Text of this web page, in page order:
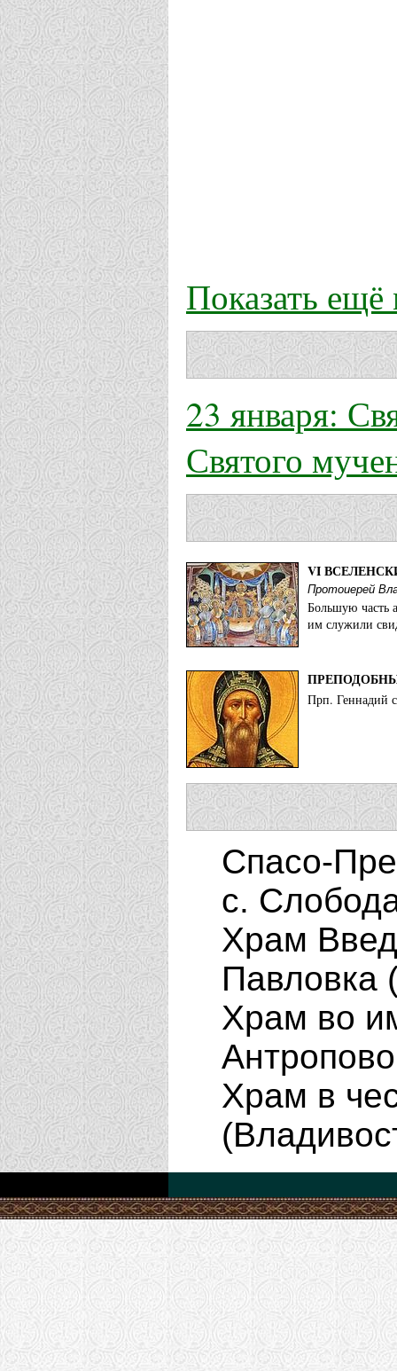
Показать
23 января:
Святого
VI
Протоиерей
Большую часть
им служили
Прп. Геннадий
Спасо-
с.
Храм
Павловка
Храм во
Храм в